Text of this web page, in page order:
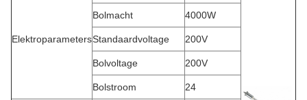
Elektroparameters
Bolmacht 4000W
Standaardvoltage 200V
Bolvoltage 200V
Bolstroom 24